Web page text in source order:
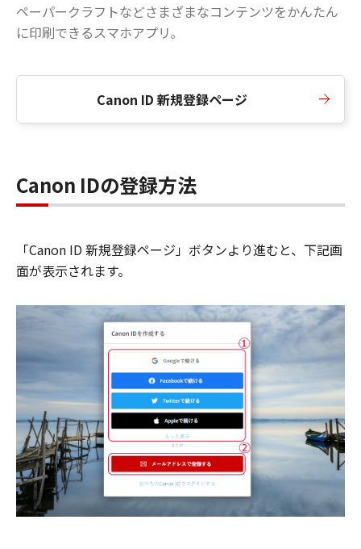
ペーパークラフトなどさまざまなコンテンツをかんたん
に印刷できるスマホアプリ。
Canon ID 新規登録ページ
Canon IDの登録方法
「Canon ID 新規登録ページ」ボタンより進むと、下記画
面が表示されます。